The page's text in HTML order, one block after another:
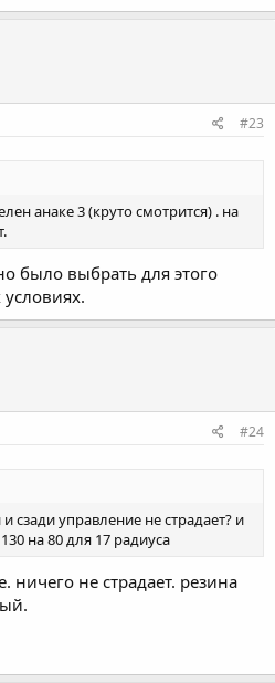
#23
анаке 3 (круто смотрится) . на
было выбрать для этого
#24
сзади управление не страдает? и
на 80 для 17 радиуса
ничего не страдает. резина